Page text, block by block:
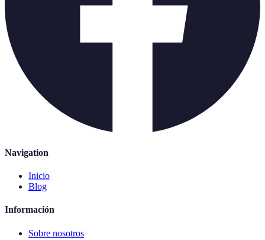
Navigation
Inicio
Blog
Información
Sobre nosotros